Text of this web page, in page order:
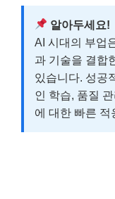
알아두세요!
AI 시대의 부업
과 기술을 결합
있습니다. 성공
인 학습, 품질
에 대한 빠른 적